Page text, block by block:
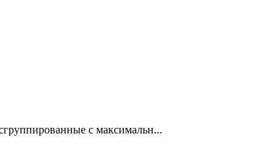
с максимальн...